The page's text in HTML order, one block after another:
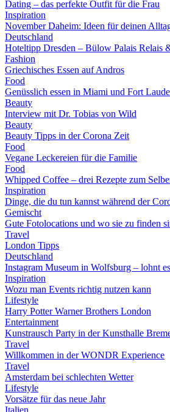
Dating – das perfekte Outfit für die Frau
Inspiration
November Daheim: Ideen für deinen
Deutschland
Hoteltipp Dresden – Bülow Palais Relais
Fashion
Griechisches Essen auf Andros
Food
Genüsslich essen in Miami und Fort
Beauty
Interview mit Dr. Tobias von Wild
Beauty
Beauty Tipps in der Corona Zeit
Food
Vegane Leckereien für die Familie
Food
Whipped Coffee – drei Rezepte zum
Inspiration
Dinge, die du tun kannst während der
Gemischt
Gute Fotolocations und wo sie zu finden
Travel
London Tipps
Deutschland
Instagram Museum in Wolfsburg – lohnt
Inspiration
Wozu man Events richtig nutzen kann
Lifestyle
Harry Potter Warner Brothers London
Entertainment
Kunstrausch Party in der Kunsthalle
Travel
Willkommen in der WONDR Experience
Travel
Amsterdam bei schlechten Wetter
Lifestyle
Vorsätze für das neue Jahr
Italien